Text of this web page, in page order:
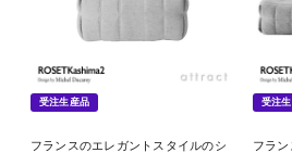
受注生産品
フランスのエレガントスタイルのシ
受注
フラ